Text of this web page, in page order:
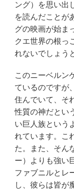
ング）を思い出
を読んだことが
グの映画が始ま
クエ世界の根っ
れないでしょう
このニーベルン
ているのですが
住んでいて、そ
性質の神だとい
い巨人族という
れています。こ
た。また、そん
ー）よりも強い
ファブニルとレ
し、彼らは皆が